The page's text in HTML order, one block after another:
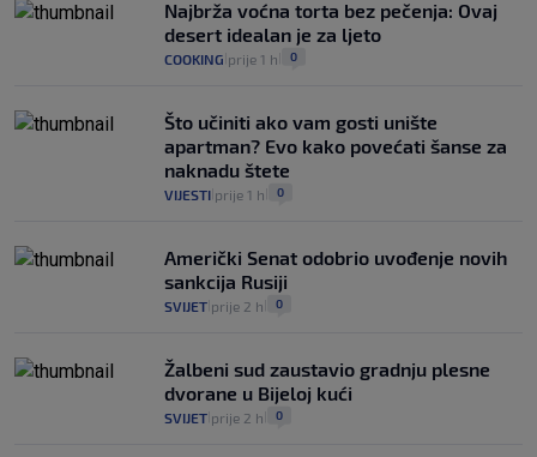
Najbrža voćna torta bez pečenja: Ovaj
desert idealan je za ljeto
COOKING prije 1 h 0
Što učiniti ako vam gosti unište
apartman? Evo kako povećati šanse za
naknadu štete
VIJESTI prije 1 h 0
Američki Senat odobrio uvođenje novih
sankcija Rusiji
SVIJET prije 2 h 0
Žalbeni sud zaustavio gradnju plesne
dvorane u Bijeloj kući
SVIJET prije 2 h 0